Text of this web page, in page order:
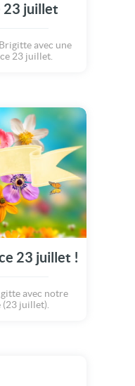
23 juillet
avec une
23 juillet.
23 juillet !
avec notre
(23 juillet).